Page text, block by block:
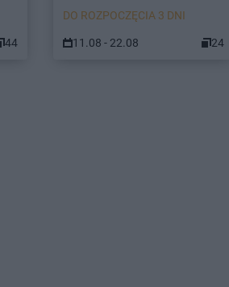
44
DO ROZPOCZĘCIA 3 DNI
11.08 - 22.08 24